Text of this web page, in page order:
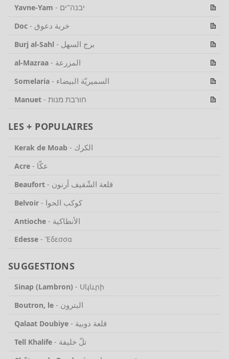
Yavne-Yam - יבנה־ים
Doc - خربة دعوق
Burj al-Sahl - برج السهل
al-Mazraa - المزرعة
Somelaria - السميريّة البيضاء
Manuet - חורבת מנות
LES + POPULAIRES
Kerak de Moab - الكرك
Acre - عكّا
Beaufort - قلعة الشّقيف أرنون
Belvoir - كوكب الحوا
Antioche - الأنطاكية
Edesse - Ἔδεσσα
SUGGESTIONS
Sinap (Lambron) - Սկևրի
Boutron, le - البترون
Qalaat Doubiye - قلعة دوبية
Tell Khalife - تلّ خليفة